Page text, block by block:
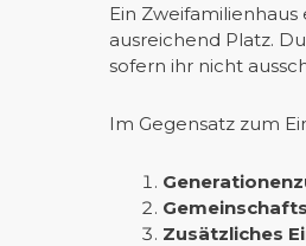
Ein
ausreichend Platz.
sofern ihr nicht
Im Gegensatz zum
Zusätzliches